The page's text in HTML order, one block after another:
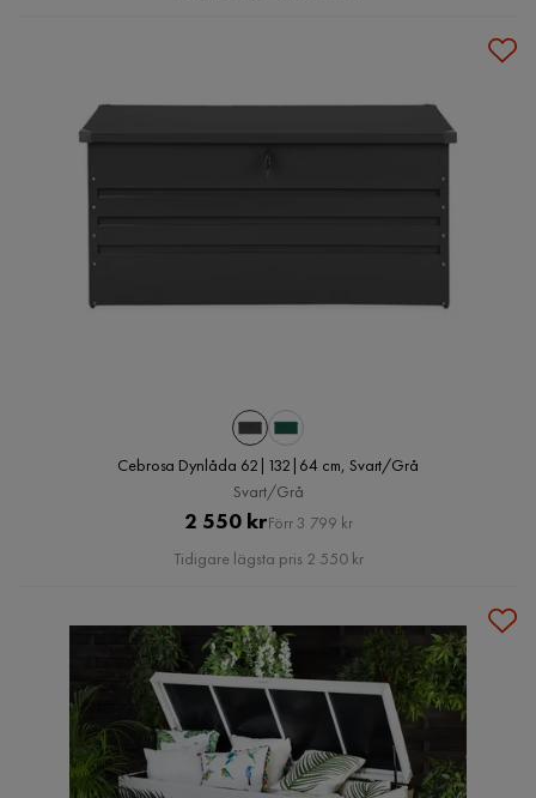
Cebrosa Dynlåda 62|132|64 cm, Svart/Grå
Svart/Grå
Pris
2 550 krOriginal
Pris
Förr 3 799 kr
Tidigare lägsta pris 2 550 kr